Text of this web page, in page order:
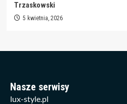
Trzaskowski
5 kwietnia, 2026
Nasze serwisy
lux-style.pl